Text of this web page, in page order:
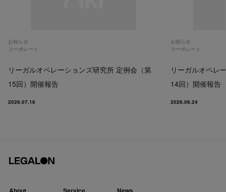
お知らせ
コーポレート
リーガルオペレーションズ研究所 定例会（第
15回）開催報告
2026.07.16
お知らせ
コーポレート
リーガルオペレ
14回）開催報告
2026.06.24